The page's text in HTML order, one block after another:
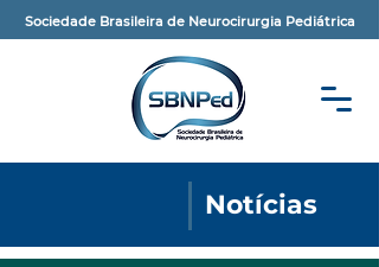
Sociedade Brasileira de Neurocirurgia Pediátrica
Notícias